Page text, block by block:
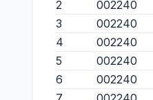
2
002240
3
002240
4
002240
5
002240
6
002240